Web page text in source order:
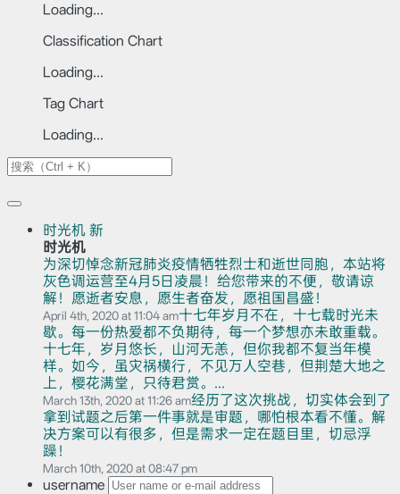
Loading...
Classification Chart
Loading...
Tag Chart
Loading...
时光机 新
时光机
为深切悼念新冠肺炎疫情牺牲烈士和逝世同胞，本站将
灰色调运营至4月5日凌晨！给您带来的不便，敬请谅
解！愿逝者安息，愿生者奋发，愿祖国昌盛！
April 4th, 2020 at 11:04 am十七年岁月不在，十七载时光未
歇。每一份热爱都不负期待，每一个梦想亦未敢重载。
十七年，岁月悠长，山河无恙，但你我都不复当年模
样。如今，虽灾祸横行，不见万人空巷，但荆楚大地之
上，樱花满堂，只待君赏。...
March 13th, 2020 at 11:26 am经历了这次挑战，切实体会到了
拿到试题之后第一件事就是审题，哪怕根本看不懂。解
决方案可以有很多，但是需求一定在题目里，切忌浮
躁！
March 10th, 2020 at 08:47 pm
username